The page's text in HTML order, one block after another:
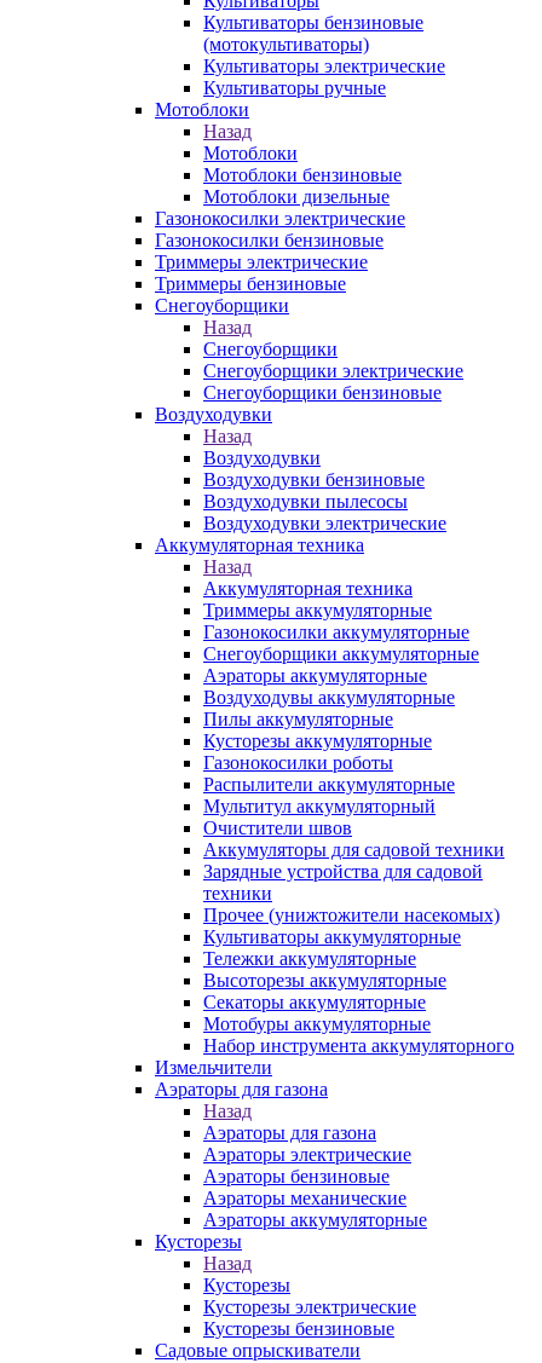
Культиваторы бензиновые
(мотокультиваторы)
Культиваторы электрические
Культиваторы ручные
Мотоблоки
Назад
Мотоблоки
Мотоблоки бензиновые
Мотоблоки дизельные
Газонокосилки электрические
Газонокосилки бензиновые
Триммеры электрические
Триммеры бензиновые
Снегоуборщики
Назад
Снегоуборщики
Снегоуборщики электрические
Снегоуборщики бензиновые
Воздуходувки
Назад
Воздуходувки
Воздуходувки бензиновые
Воздуходувки пылесосы
Воздуходувки электрические
Аккумуляторная техника
Назад
Аккумуляторная техника
Триммеры аккумуляторные
Газонокосилки аккумуляторные
Снегоуборщики аккумуляторные
Аэраторы аккумуляторные
Воздуходувы аккумуляторные
Пилы аккумуляторные
Кусторезы аккумуляторные
Газонокосилки роботы
Распылители аккумуляторные
Мультитул аккумуляторный
Очистители швов
Аккумуляторы для садовой техники
Зарядные устройства для садовой
техники
Прочее (унижтожители насекомых)
Культиваторы аккумуляторные
Тележки аккумуляторные
Высоторезы аккумуляторные
Секаторы аккумуляторные
Мотобуры аккумуляторные
Набор инструмента аккумуляторного
Измельчители
Аэраторы для газона
Назад
Аэраторы для газона
Аэраторы электрические
Аэраторы бензиновые
Аэраторы механические
Аэраторы аккумуляторные
Кусторезы
Назад
Кусторезы
Кусторезы электрические
Кусторезы бензиновые
Садовые опрыскиватели